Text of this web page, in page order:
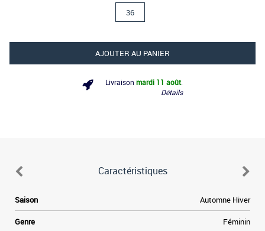
36
AJOUTER AU PANIER
Livraison mardi 11 août
Détails
Caractéristiques
Saison Automne Hiver
Genre Féminin